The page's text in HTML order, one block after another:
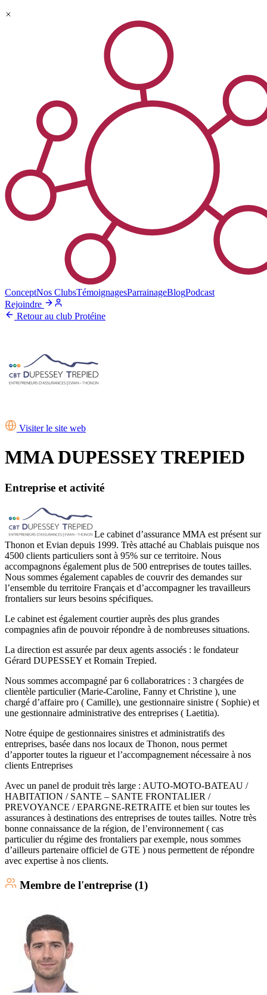
ConceptNos ClubsTémoignagesParrainageBlogPodcast
Rejoindre
Retour au club Protéine
Visiter le site web
MMA DUPESSEY TREPIED
Entreprise et activité
Le cabinet d’assurance MMA est présent sur
Thonon et Evian depuis 1999. Très attaché au Chablais puisque nos
4500 clients particuliers sont à 95% sur ce territoire. Nous
accompagnons également plus de 500 entreprises de toutes tailles.
Nous sommes également capables de couvrir des demandes sur
l’ensemble du territoire Français et d’accompagner les travailleurs
frontaliers sur leurs besoins spécifiques.
Le cabinet est également courtier auprès des plus grandes
compagnies afin de pouvoir répondre à de nombreuses situations.
La direction est assurée par deux agents associés : le fondateur
Gérard DUPESSEY et Romain Trepied.
Nous sommes accompagné par 6 collaboratrices : 3 chargées de
clientèle particulier (Marie-Caroline, Fanny et Christine ), une
chargé d’affaire pro ( Camille), une gestionnaire sinistre ( Sophie) et
une gestionnaire administrative des entreprises ( Laetitia).
Notre équipe de gestionnaires sinistres et administratifs des
entreprises, basée dans nos locaux de Thonon, nous permet
d’apporter toutes la rigueur et l’accompagnement nécessaire à nos
clients Entreprises
Avec un panel de produit très large : AUTO-MOTO-BATEAU /
HABITATION / SANTE – SANTE FRONTALIER /
PREVOYANCE / EPARGNE-RETRAITE et bien sur toutes les
assurances à destinations des entreprises de toutes tailles. Notre très
bonne connaissance de la région, de l’environnement ( cas
particulier du régime des frontaliers par exemple, nous sommes
d’ailleurs partenaire officiel de GTE ) nous permettent de répondre
avec expertise à nos clients.
Membre de l'entreprise (1)